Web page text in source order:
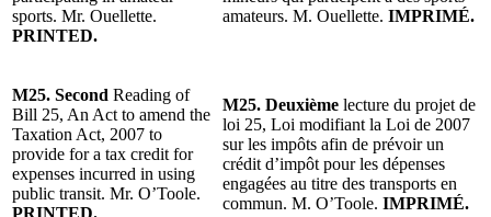
sports. Mr. Ouellette.
PRINTED.
amateurs. M. Ouellette. IMPRIMÉ.
M25. Second Reading of
Bill 25, An Act to amend the
Taxation Act, 2007 to
provide for a tax credit for
expenses incurred in using
public transit. Mr. O’Toole.
PRINTED.
M25. Deuxième lecture du projet de
loi 25, Loi modifiant la Loi de 2007
sur les impôts afin de prévoir un
crédit d’impôt pour les dépenses
engagées au titre des transports en
commun. M. O’Toole. IMPRIMÉ.